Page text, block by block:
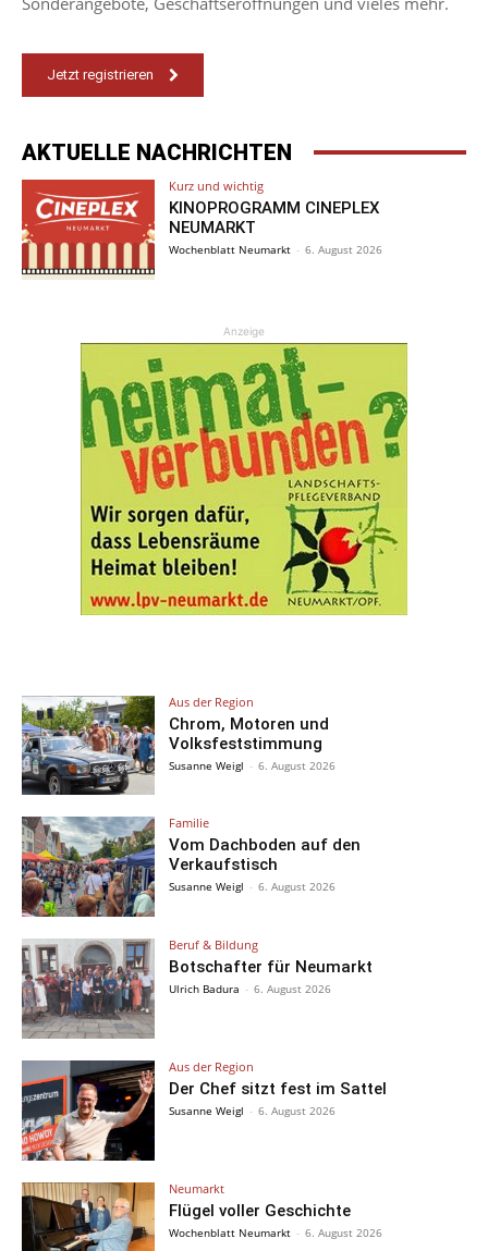
Jetzt registrieren
AKTUELLE NACHRICHTEN
Kurz und wichtig
KINOPROGRAMM CINEPLEX
NEUMARKT
Wochenblatt Neumarkt - 6. August 2026
Anzeige
Aus der Region
Chrom, Motoren und
Volksfeststimmung
Susanne Weigl - 6. August 2026
Familie
Vom Dachboden auf den
Verkaufstisch
Susanne Weigl - 6. August 2026
Beruf & Bildung
Botschafter für Neumarkt
Ulrich Badura - 6. August 2026
Aus der Region
Der Chef sitzt fest im Sattel
Susanne Weigl - 6. August 2026
Neumarkt
Flügel voller Geschichte
Wochenblatt Neumarkt - 6. August 2026